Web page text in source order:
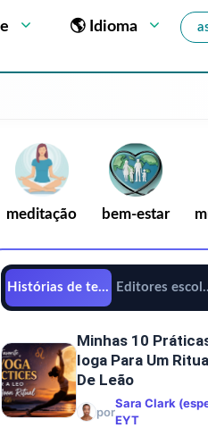
🌎 Idioma
meditação bem-estar
Histórias de tendências
Editores
Minhas 10
Ioga Para Um
De Leão
por
Sara Clark
EYT